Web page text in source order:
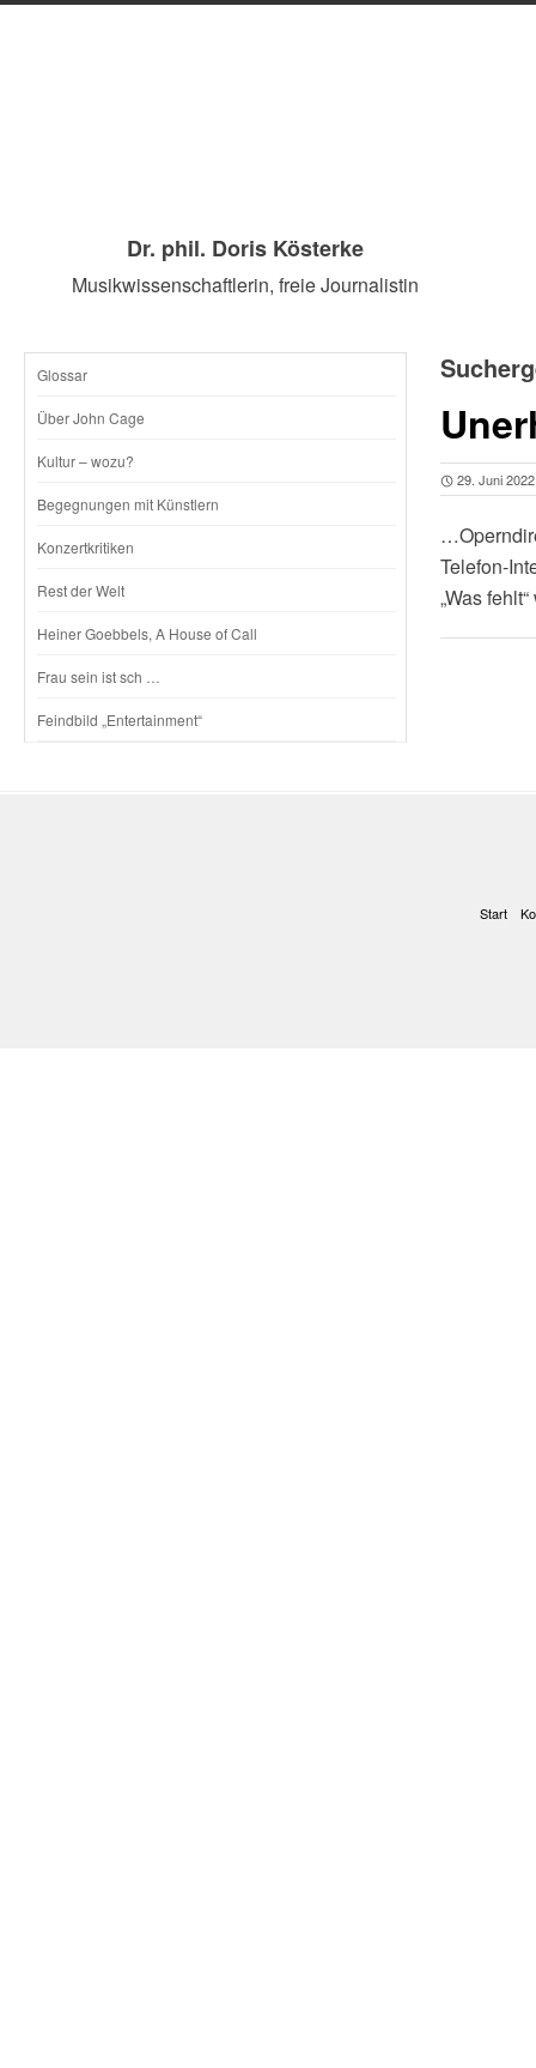
Dr. phil. Doris Kösterke
Musikwissenschaftlerin, freie Journalistin
SKIP
CONTENT
Glossar
Über John Cage
Kultur – wozu?
Begegnungen mit Künstlern
Konzertkritiken
Rest der Welt
Heiner Goebbels, A House of Call
Frau sein ist sch …
Feindbild „Entertainment“
29. Juni 2022
Telefon-
„Was
Start